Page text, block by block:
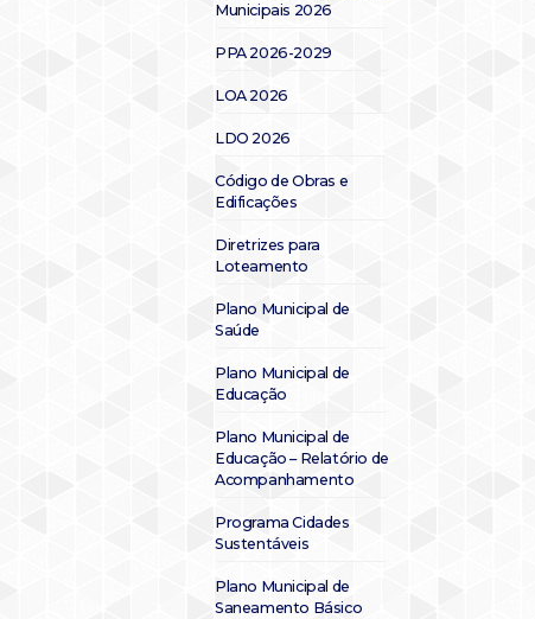
Municipais 2026
PPA 2026-2029
LOA 2026
LDO 2026
Código de Obras e
Edificações
Diretrizes para
Loteamento
Plano Municipal de
Saúde
Plano Municipal de
Educação
Plano Municipal de
Educação – Relatório de
Acompanhamento
Programa Cidades
Sustentáveis
Plano Municipal de
Saneamento Básico